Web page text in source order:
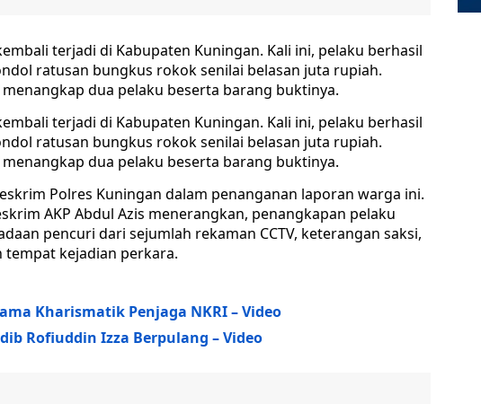
terjadi di Kabupaten Kuningan. Kali ini, pelaku berhasil
ratusan bungkus rokok senilai belasan juta rupiah.
dua pelaku beserta barang buktinya.
terjadi di Kabupaten Kuningan. Kali ini, pelaku berhasil
ratusan bungkus rokok senilai belasan juta rupiah.
dua pelaku beserta barang buktinya.
Polres Kuningan dalam penanganan laporan warga ini.
AKP Abdul Azis menerangkan, penangkapan pelaku
pencuri dari sejumlah rekaman CCTV, keterangan saksi,
kejadian perkara.
Kharismatik Penjaga NKRI – Video
Rofiuddin Izza Berpulang – Video